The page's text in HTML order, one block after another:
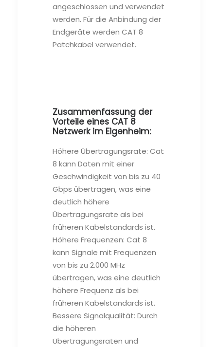
angeschlossen und verwendet
werden. Für die Anbindung der
Endgeräte werden CAT 8
Patchkabel verwendet.
Zusammenfassung der
Vorteile eines CAT 8
Netzwerk im Eigenheim:
Höhere Übertragungsrate: Cat
8 kann Daten mit einer
Geschwindigkeit von bis zu 40
Gbps übertragen, was eine
deutlich höhere
Übertragungsrate als bei
früheren Kabelstandards ist.
Höhere Frequenzen: Cat 8
kann Signale mit Frequenzen
von bis zu 2.000 MHz
übertragen, was eine deutlich
höhere Frequenz als bei
früheren Kabelstandards ist.
Bessere Signalqualität: Durch
die höheren
Übertragungsraten und